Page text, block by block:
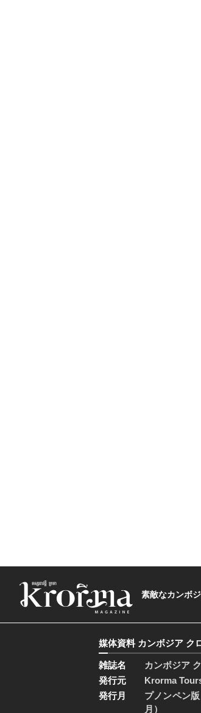
素敵なカンボ
媒体資料 カンボジア ク
雑誌名
カンボジア
発行元
Krorma
発行月
プノンペン
月）